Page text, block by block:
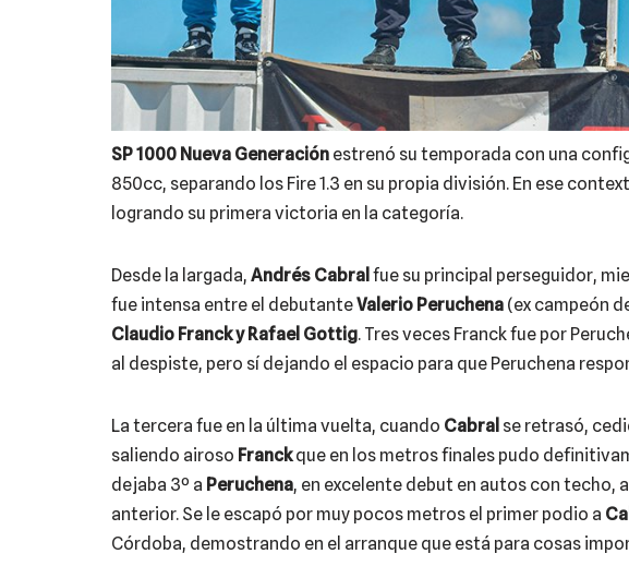
SP 1000 Nueva Generación estrenó su temporada con una
850cc, separando los Fire 1.3 en su propia división. En ese
logrando su primera victoria en la categoría.
Desde la largada, Andrés Cabral fue su principal perseguidor,
fue intensa entre el debutanteValerio Peruchena (ex campeón
Claudio Franck y Rafael Gottig. Tres veces Franck fue por
al despiste, pero sí dejando el espacio para que Peruchena
La tercera fue en la última vuelta, cuando Cabral se retrasó,
saliendo airoso Franckque en los metros finales pudo
dejaba 3º a Peruchena, en excelente debut en autos con techo,
anterior. Se le escapó por muy pocos metros el primer podio a
Córdoba, demostrando en el arranque que está para cosas